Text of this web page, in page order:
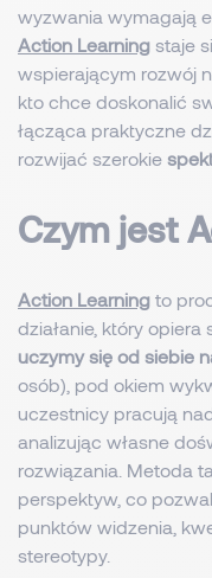
wyzwania wymagają
Action Learning staje
wspierającym rozwój
kto chce doskonalić
łącząca praktyczne
rozwijać szerokie
Czym jest
Action Learning to
działanie, który opiera
uczymy się od siebie
osób), pod okiem
uczestnicy pracują
analizując własne
rozwiązania. Metoda
perspektyw, co
punktów widzenia,
stereotypy.